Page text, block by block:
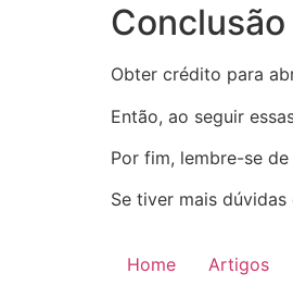
Conclusão
Obter crédito para
Então, ao seguir
Por fim, lembre-se
Se tiver mais
Home Artigos